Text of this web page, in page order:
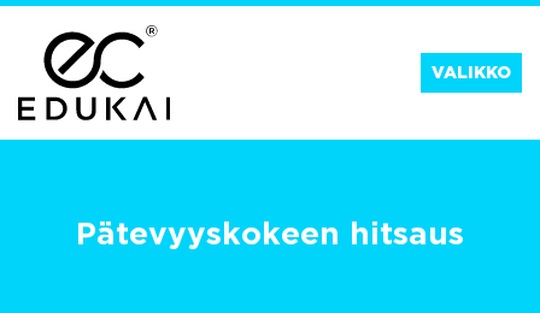
suoraan
sisältöön
VALIKKO
Pätevyyskokeen hitsaus